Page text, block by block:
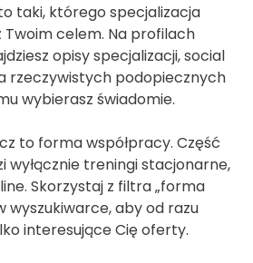
taki, którego specjalizacja
Twoim celem. Na profilach
opisy specjalizacji, social
rzeczywistych podopiecznych
wybierasz świadomie.
to forma współpracy. Część
treningi stacjonarne,
Skorzystaj z filtra „forma
wyszukiwarce, aby od razu
interesujące Cię oferty.